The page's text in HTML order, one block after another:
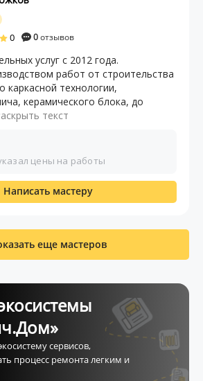
0 0отзывов
услуг с 2012 года.
работ от строительства
каркасной технологии,
керамического блока, до
текст
цены на работы
Написать мастеру
еще мастеров
сервисов,
процесс ремонта легким и